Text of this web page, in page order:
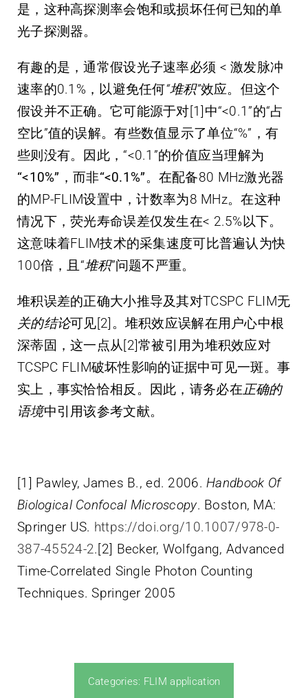
是，这种高探测率会饱和或损坏任何已知的单
光子探测器。
有趣的是，通常假设光子速率必须 < 激发脉冲
速率的0.1%，以避免任何“堆积”效应。但这个
假设并不正确。它可能源于对[1]中“<0.1”的“占
空比”值的误解。有些数值显示了单位“%”，有
些则没有。因此，“<0.1”的价值应当理解为
“<10%”，而非“<0.1%”。在配备80 MHz激光器
的MP-FLIM设置中，计数率为8 MHz。在这种
情况下，荧光寿命误差仅发生在< 2.5%以下。
这意味着FLIM技术的采集速度可比普遍认为快
100倍，且“堆积”问题不严重。
堆积误差的正确大小推导及其对TCSPC FLIM无
关的结论可见[2]。堆积效应误解在用户心中根
深蒂固，这一点从[2]常被引用为堆积效应对
TCSPC FLIM破坏性影响的证据中可见一斑。事
实上，事实恰恰相反。因此，请务必在正确的
语境中引用该参考文献。
[1] Pawley, James B., ed. 2006.Handbook Of
Biological Confocal Microscopy. Boston, MA:
Springer US. https://doi.org/10.1007/978-0-
387-45524-2.[2] Becker, Wolfgang, Advanced
Time-Correlated Single Photon Counting
Techniques. Springer 2005
Categories: FLIM application